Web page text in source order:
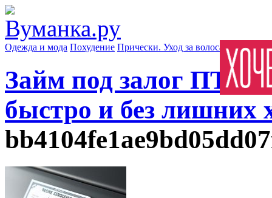
Одежда и мода Похудение Прически. Уход за волосами Маски
Займ под залог ПТС:
быстро и без лишних